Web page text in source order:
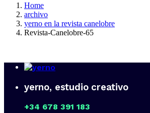
Home
archivo
yerno en la revista canelobre
Revista-Canelobre-65
yerno, estudio creativo
+34 678 391 183